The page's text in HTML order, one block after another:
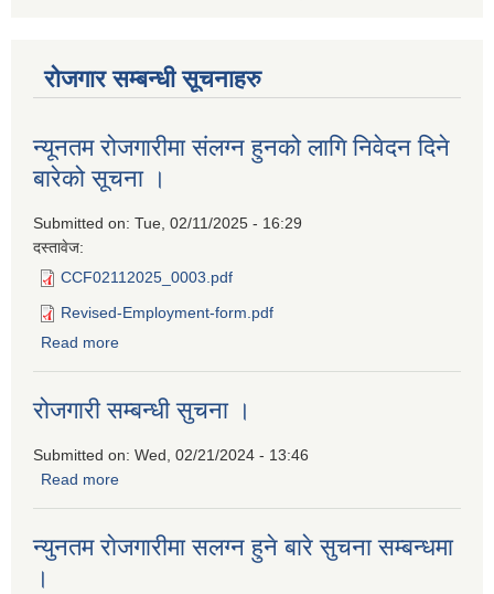
रोजगार सम्बन्धी सूचनाहरु
न्यूनतम रोजगारीमा संलग्न हुनको लागि निवेदन दिने
बारेको सूचना ।
Submitted on: Tue, 02/11/2025 - 16:29
दस्तावेज:
CCF02112025_0003.pdf
Revised-Employment-form.pdf
Read more
रोजगारी सम्बन्धी सुचना ।
Submitted on: Wed, 02/21/2024 - 13:46
Read more
न्युनतम राेजगारीमा सलग्न हुने बारे सुचना सम्बन्धमा
।